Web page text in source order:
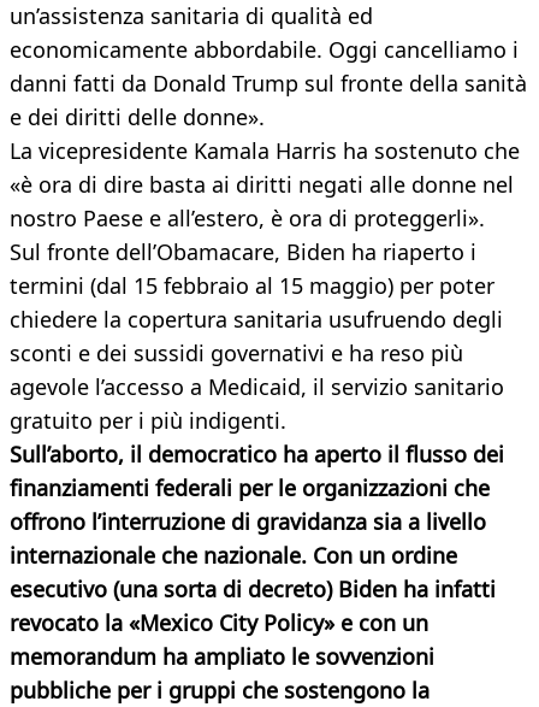
un’assistenza sanitaria di qualità ed
economicamente abbordabile. Oggi cancelliamo i
danni fatti da Donald Trump sul fronte della sanità
e dei diritti delle donne».
La vicepresidente Kamala Harris ha sostenuto che
«è ora di dire basta ai diritti negati alle donne nel
nostro Paese e all’estero, è ora di proteggerli».
Sul fronte dell’Obamacare, Biden ha riaperto i
termini (dal 15 febbraio al 15 maggio) per poter
chiedere la copertura sanitaria usufruendo degli
sconti e dei sussidi governativi e ha reso più
agevole l’accesso a Medicaid, il servizio sanitario
gratuito per i più indigenti.
Sull’aborto, il democratico ha aperto il flusso dei
finanziamenti federali per le organizzazioni che
offrono l’interruzione di gravidanza sia a livello
internazionale che nazionale. Con un ordine
esecutivo (una sorta di decreto) Biden ha infatti
revocato la «Mexico City Policy» e con un
memorandum ha ampliato le sovvenzioni
pubbliche per i gruppi che sostengono la